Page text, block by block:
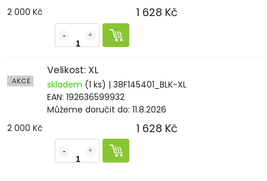
2 000 Kč
1 628 Kč
AKCE
Velikost: XL
skladem (1 ks) | 38F145401_BLK-XL
EAN: 192636599932
Můžeme doručit do: 11.8.2026
2 000 Kč
1 628 Kč